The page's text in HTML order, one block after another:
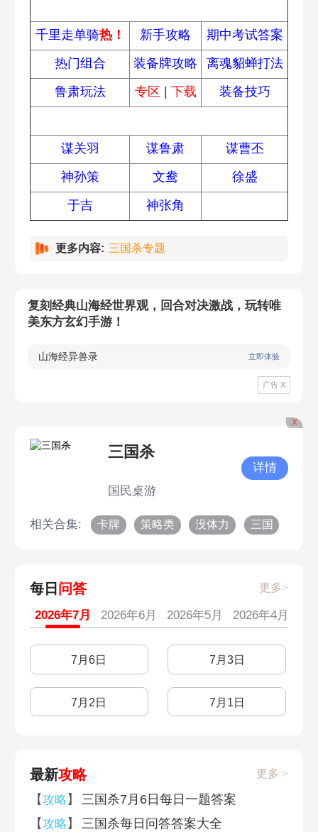
千里走单骑热！ 新手攻略
期中考试答案
热门组合
装备牌攻略
离魂貂蝉打法
鲁肃玩法
专区 下载 装备技巧
谋关羽 谋鲁肃
谋曹丕
神孙策
文鸯
徐盛
于吉
神张角
更多内容: 三国杀专题
复刻经典山海经世界观，回合对决激战，玩转唯
美东方玄幻手游！
山海经异兽录 立即体验
广告 X
X
三国杀
国民桌游
详情
相关合集: 卡牌 策略类 没体力 三国
每日 问答 更多>
2026年7月 2026年6月 2026年5月 2026年4月
7月6日 7月3日
7月2日 7月1日
最新攻略 更多 >
【攻略 】
三国杀7月6日每日一题答案
【攻略 】
三国杀每日问答答案大全